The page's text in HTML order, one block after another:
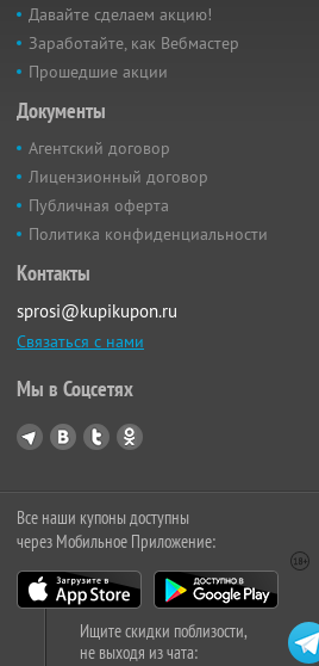
Давайте сделаем акцию!
Заработайте, как Вебмастер
Прошедшие акции
Документы
Агентский договор
Лицензионный договор
Публичная оферта
Политика конфиденциальности
Контакты
sprosi@kupikupon.ru
Связаться с нами
Мы в Соцсетях
Все наши купоны доступны
через Мобильное Приложение:
Ищите скидки поблизости,
не выходя из чата: